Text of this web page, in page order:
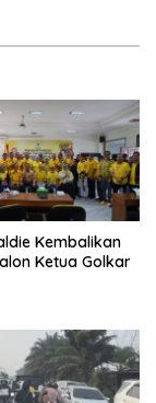
Kembalikan
Ketua Golkar